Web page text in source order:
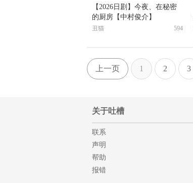
【2026日剧】今夜、在秘密
的厨房【中村俊介】
594
丑猫
上一页 1 2 3
关于吐槽
联系
声明
帮助
报错